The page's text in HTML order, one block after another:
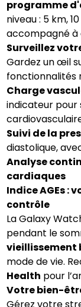
programme
niveau : 5 km,
accompagné à
Surveillez
Gardez un œil
fonctionnalités
Charge
indicateur pour
Suivi de la
diastolique,
Analyse
cardiaques
Indice AGEs :
contrôle
La Galaxy
pendant le
vieillissement
mode de vie.
Health pour
Votre bien-